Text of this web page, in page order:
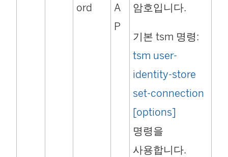
ord
A
P
암호입니다.
기본 tsm 명령:
tsm user-
identity-store
set-connection
[options]
명령을
사용합니다.